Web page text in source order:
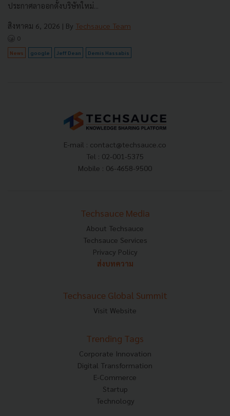
ประกาศลาออกตั้งบริษัทใหม่...
สิงหาคม 6, 2026 | By Techsauce Team
0
News google Jeff Dean Demis Hassabis
E-mail : contact@techsauce.co
Tel : 02-001-5375
Mobile : 06-4658-9500
Techsauce Media
About Techsauce
Techsauce Services
Privacy Policy
ส่งบทความ
Techsauce Global Summit
Visit Website
Trending Tags
Corporate Innovation
Digital Transformation
E-Commerce
Startup
Technology